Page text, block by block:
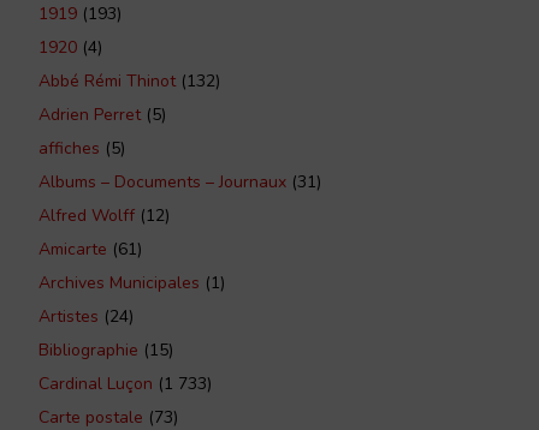
1919 (193)
1920 (4)
Abbé Rémi Thinot(132)
Adrien Perret(5)
affiches (5)
Albums – Documents – Journaux (31)
Alfred Wolff (12)
Amicarte (61)
Archives Municipales (1)
Artistes (24)
Bibliographie (15)
Cardinal Luçon (1 733)
Carte postale (73)